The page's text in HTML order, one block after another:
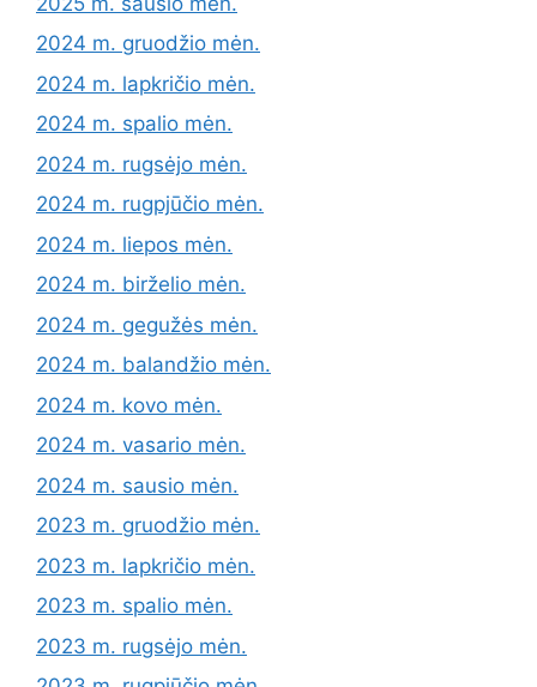
2024 m. gruodžio mėn.
2024 m. lapkričio mėn.
2024 m. spalio mėn.
2024 m. rugsėjo mėn.
2024 m. rugpjūčio mėn.
2024 m. liepos mėn.
2024 m. birželio mėn.
2024 m. gegužės mėn.
2024 m. balandžio mėn.
2024 m. kovo mėn.
2024 m. vasario mėn.
2024 m. sausio mėn.
2023 m. gruodžio mėn.
2023 m. lapkričio mėn.
2023 m. spalio mėn.
2023 m. rugsėjo mėn.